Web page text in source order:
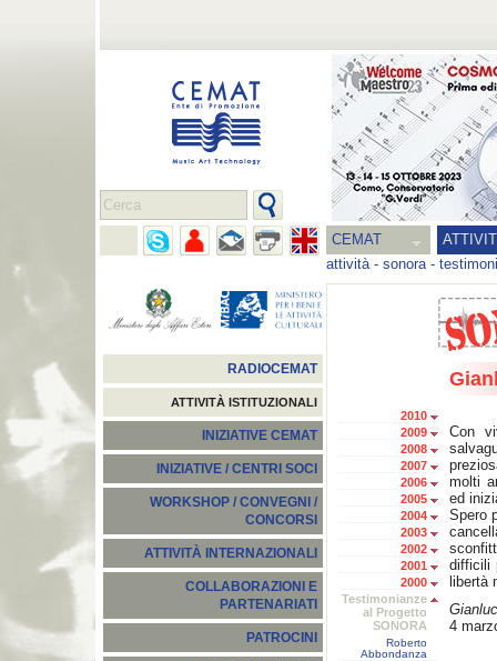
CEMAT
attività- sonora-
RADIOCEMAT
ATTIVITÀ ISTITUZIONALI
INIZIATIVE CEMAT
INIZIATIVE / CENTRI SOCI
WORKSHOP / CONVEGNI /
CONCORSI
ATTIVITÀ INTERNAZIONALI
COLLABORAZIONI E
PARTENARIATI
PATROCINI
2010
2009
2008
2007
2006
2005
2004
2003
2002
2001
2000
Testimonianze
al Progetto
SONORA
Roberto
Abbondanza
Con
molti
ed
Spero
difficili
libertà
4